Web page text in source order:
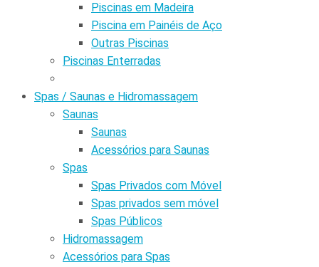
Piscinas em Madeira
Piscina em Painéis de Aço
Outras Piscinas
Piscinas Enterradas
Spas / Saunas e Hidromassagem
Saunas
Saunas
Acessórios para Saunas
Spas
Spas Privados com Móvel
Spas privados sem móvel
Spas Públicos
Hidromassagem
Acessórios para Spas